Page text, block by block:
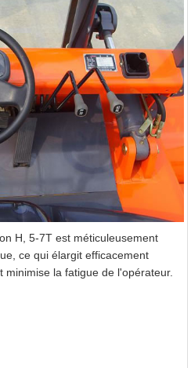
H, 5-7T est méticuleusement
ce qui élargit efficacement
minimise la fatigue de l'opérateur.